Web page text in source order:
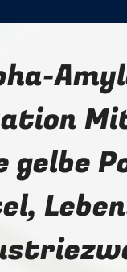
gelbe